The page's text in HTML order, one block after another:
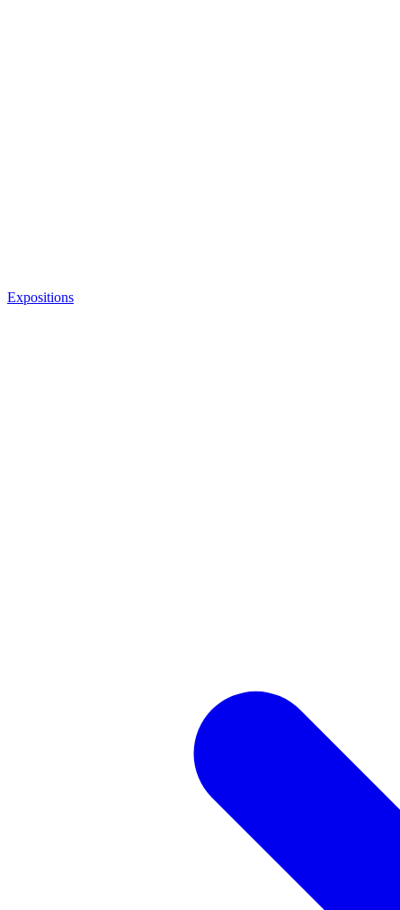
Expositions